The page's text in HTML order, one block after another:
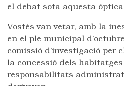
el debat sota aquesta
Vostès van vetar, amb la
en el ple municipal
comissió d’investigació per
la concessió dels
responsabilitats